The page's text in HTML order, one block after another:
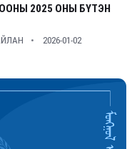
2025 ОНЫ БҮТЭН
2026-01-02